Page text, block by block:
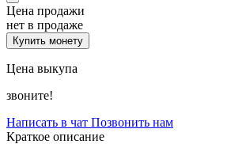
Цена продажи
нет в продаже
Купить монету
Цена выкупа
звоните!
Написать в чат Позвонить нам
Краткое описание